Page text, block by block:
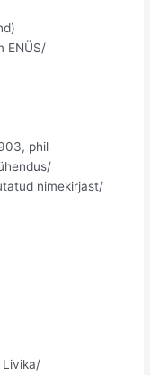
ENÜS/
phil
nimekirjast/
Livika/